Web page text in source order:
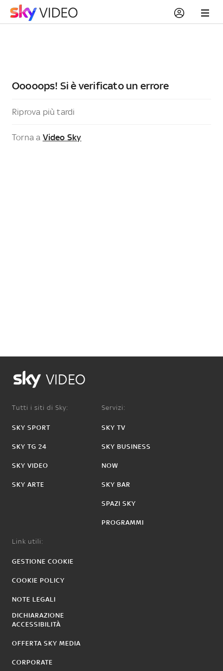
Ooooops! Si è verificato un errore
Riprova più tardi
Torna a Video Sky
VIDEO
Tutti i siti di Sky:
SKY SPORT
SKY TG 24
SKY VIDEO
SKY ARTE
Servizi:
SKY TV
SKY BUSINESS
NOW
SKY BAR
SPAZI SKY
PROGRAMMI
Link utili:
GESTIONE COOKIE
COOKIE POLICY
NOTE LEGALI
DICHIARAZIONE
ACCESSIBILITÀ
OFFERTA SKY MEDIA
CORPORATE